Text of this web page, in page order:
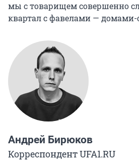
мы с товарищем совершенно
квартал с фавелами — домами-
Андрей Бирюков
Корреспондент UFA1.RU